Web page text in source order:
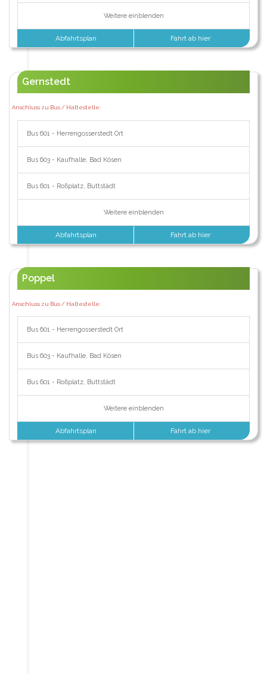
Weitere einblenden
Abfahrtsplan Fahrt ab hier
Gernstedt
Anschluss zu Bus / Haltestelle:
Bus 601 - Herrengosserstedt Ort
Bus 603 - Kaufhalle, Bad Kösen
Bus 601 - Roßplatz, Buttstädt
Weitere einblenden
Abfahrtsplan Fahrt ab hier
Poppel
Anschluss zu Bus / Haltestelle:
Bus 601 - Herrengosserstedt Ort
Bus 603 - Kaufhalle, Bad Kösen
Bus 601 - Roßplatz, Buttstädt
Weitere einblenden
Abfahrtsplan Fahrt ab hier